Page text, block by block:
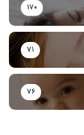
170
71
76